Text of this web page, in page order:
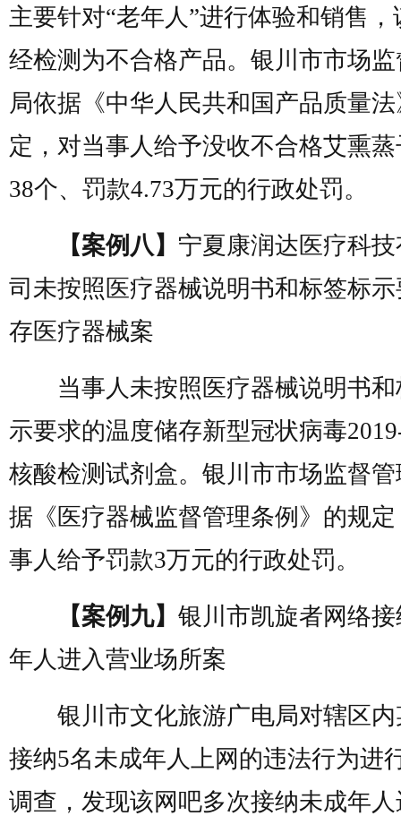
主要针对“老年人”进行体验和销售，
经检测为不合格产品。银川市市场
局依据《中华人民共和国产品质量
定，对当事人给予没收不合格艾熏
38个、罚款4.73万元的行政处罚。
【案例八】 宁夏康润达医疗科
司未按照医疗器械说明书和标签标
存医疗器械案
当事人未按照医疗器械说明书和
示要求的温度储存新型冠状病毒
核酸检测试剂盒。银川市市场监督
据《医疗器械监督管理条例》的规
事人给予罚款3万元的行政处罚。
【案例九】 银川市凯旋者网络
年人进入营业场所案
银川市文化旅游广电局对辖区内
接纳5名未成年人上网的违法行为进
调查，发现该网吧多次接纳未成年